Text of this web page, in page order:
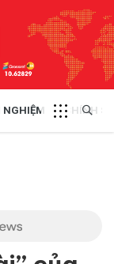
NGHIỆM CHÍNH